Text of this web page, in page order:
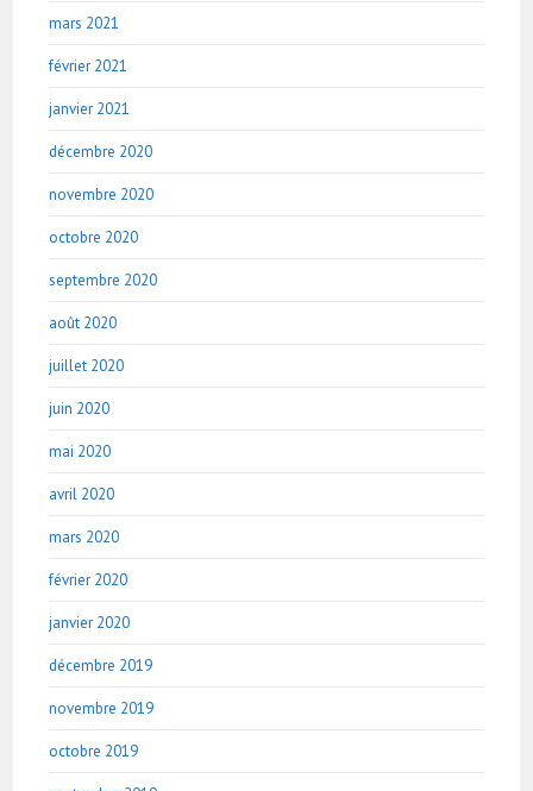
mars 2021
février 2021
janvier 2021
décembre 2020
novembre 2020
octobre 2020
septembre 2020
août 2020
juillet 2020
juin 2020
mai 2020
avril 2020
mars 2020
février 2020
janvier 2020
décembre 2019
novembre 2019
octobre 2019